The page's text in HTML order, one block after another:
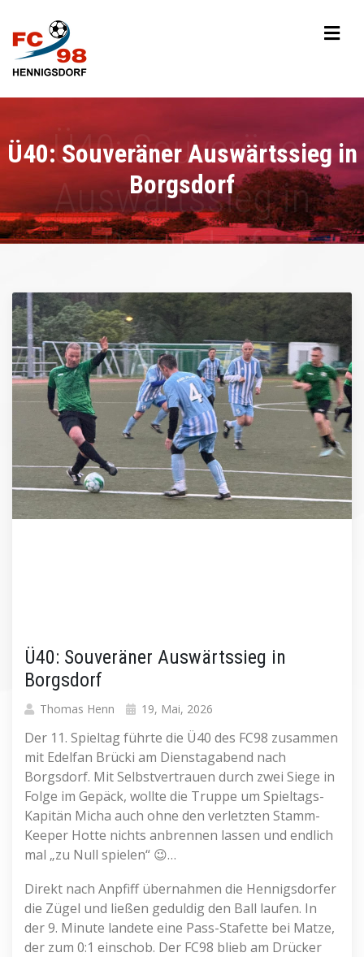
Ü40: Souveräner Auswärtssieg in
Borgsdorf
Ü40: Souveräner Auswärtssieg in
Borgsdorf
Thomas Henn 19, Mai, 2026
Der 11. Spieltag führte die Ü40 des FC98 zusammen
mit Edelfan Brücki am Dienstagabend nach
Borgsdorf. Mit Selbstvertrauen durch zwei Siege in
Folge im Gepäck, wollte die Truppe um Spieltags-
Kapitän Micha auch ohne den verletzten Stamm-
Keeper Hotte nichts anbrennen lassen und endlich
mal „zu Null spielen“ 😉…
Direkt nach Anpfiff übernahmen die Hennigsdorfer
die Zügel und ließen geduldig den Ball laufen. In
der 9. Minute landete eine Pass-Stafette bei Matze,
der zum 0:1 einschob. Der FC98 blieb am Drücker